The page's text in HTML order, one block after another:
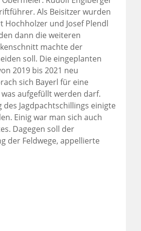
Als Beisitzer wurden
und Josef Plendl
dann die weiteren
machte der
soll. Die eingeplanten
2019 bis 2021 neu
sich Bayerl für eine
aufgefüllt werden darf.
Jagdpachtschillings einigte
Einig war man sich auch
Dagegen soll der
der Feldwege, appellierte